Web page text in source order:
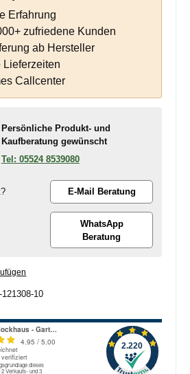
Erfahrung
zufriedene Kunden
ab Hersteller
Lieferzeiten
Callcenter
Persönliche Produkt- und
Kaufberatung gewünscht
05524 8539080
E-Mail Beratung
WhatsApp
Beratung
121308-10